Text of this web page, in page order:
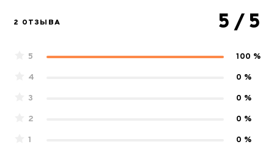
2 ОТЗЫВА 5 / 5
5
100 %
4
0 %
3
0 %
2
0 %
1
0 %